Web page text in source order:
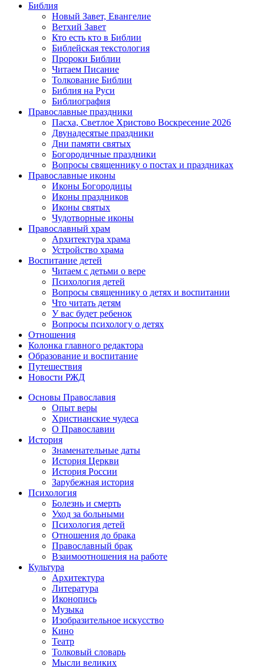
Библия
Новый Завет, Евангелие
Ветхий Завет
Кто есть кто в Библии
Библейская текстология
Пророки Библии
Читаем Писание
Толкование Библии
Библия на Руси
Библиография
Православные праздники
Пасха, Светлое Христово Воскресение 2026
Двунадесятые праздники
Дни памяти святых
Богородичные праздники
Вопросы священнику о постах и праздниках
Православные иконы
Иконы Богородицы
Иконы праздников
Иконы святых
Чудотворные иконы
Православный храм
Архитектура храма
Устройство храма
Воспитание детей
Читаем с детьми о вере
Психология детей
Вопросы священнику о детях и воспитании
Что читать детям
У вас будет ребенок
Вопросы психологу о детях
Отношения
Колонка главного редактора
Образование и воспитание
Путешествия
Новости РЖД
Основы Православия
Опыт веры
Христианские чудеса
О Православии
История
Знаменательные даты
История Церкви
История России
Зарубежная история
Психология
Болезнь и смерть
Уход за больными
Психология детей
Отношения до брака
Православный брак
Взаимоотношения на работе
Культура
Архитектура
Литература
Иконопись
Музыка
Изобразительное искусство
Кино
Театр
Толковый словарь
Мысли великих